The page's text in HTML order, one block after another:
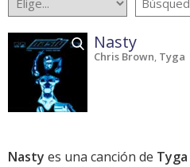
Nasty
Chris Brown, Tyga
Nasty es una canción de Tyga